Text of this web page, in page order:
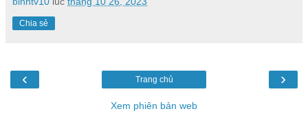
Chia sẻ
‹ ›
Trang chủ
Xem phiên bản web